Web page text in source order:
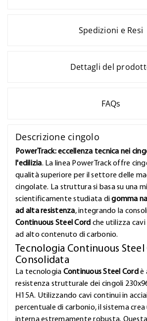
Spedizioni e Resi
Dettagli del
FAQs
Descrizione cingolo
PowerTrack: eccellenza tecnica nei
l'edilizia. La linea PowerTrack offre
qualità superiore per il settore delle
cingolate. La struttura si basa su una
scientificamente studiata digomma
ad alta resistenza, integrando la
Continuous Steel Cord che utilizza
ad alto contenuto di carbonio.
Tecnologia Continuous Steel
Consolidata
La tecnologia Continuous Steel Cord è
resistenza strutturale dei cingoli
H15A. Utilizzando cavi continui in
percentuale di carbonio, il sistema